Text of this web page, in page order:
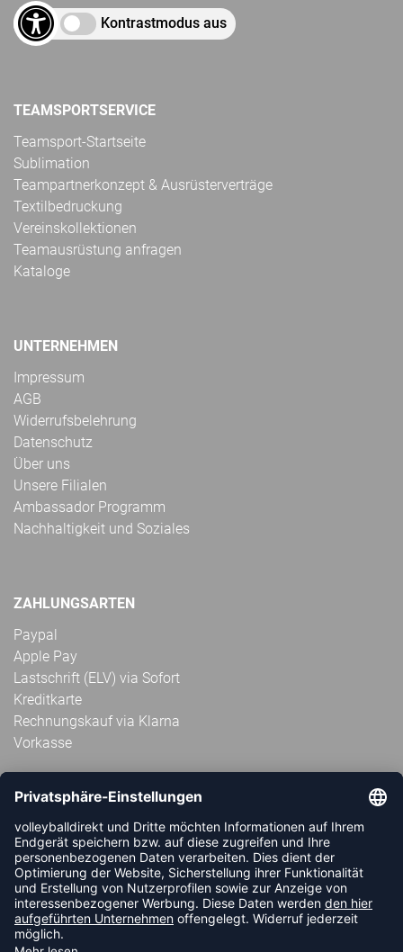
Kontrastmodus aus
TEAMSPORTSERVICE
Teamsport-Startseite
Sublimation
Teampartnerkonzept & Ausrüsterverträge
Textilbedruckung
Vereinskollektionen
Teamausrüstung anfragen
Kataloge
UNTERNEHMEN
Impressum
AGB
Widerrufsbelehrung
Datenschutz
Über uns
Unsere Filialen
Ambassador Programm
Nachhaltigkeit und Soziales
ZAHLUNGSARTEN
Paypal
Apple Pay
Lastschrift (ELV) via Sofort
Kreditkarte
Rechnungskauf via Klarna
Vorkasse
ABONNIERE JETZT DEN KOSTENLOSEN
VOLLEYBALLDIREKT-NEWSLETTER UND VERPASSE KEINE
NEUIGKEIT ODER AKTION MEHR.
JETZT ANMELDEN